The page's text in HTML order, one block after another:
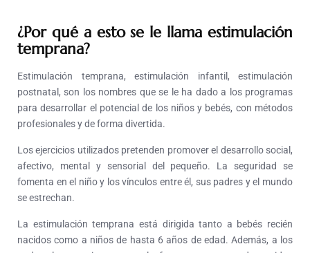
¿Por qué a esto se le llama estimulación
temprana?
Estimulación temprana, estimulación infantil, estimulación
postnatal, son los nombres que se le ha dado a los programas
para desarrollar el potencial de los niños y bebés, con métodos
profesionales y de forma divertida.
Los ejercicios utilizados pretenden promover el desarrollo social,
afectivo, mental y sensorial del pequeño. La seguridad se
fomenta en el niño y los vínculos entre él, sus padres y el mundo
se estrechan.
La estimulación temprana está dirigida tanto a bebés recién
nacidos como a niños de hasta 6 años de edad. Además, a los